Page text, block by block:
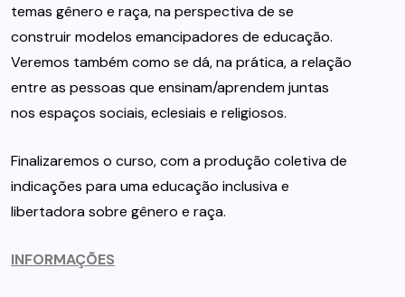
temas gênero e raça, na perspectiva de se
construir modelos emancipadores de educação.
Veremos também como se dá, na prática, a relação
entre as pessoas que ensinam/aprendem juntas
nos espaços sociais, eclesiais e religiosos.
Finalizaremos o curso, com a produção coletiva de
indicações para uma educação inclusiva e
libertadora sobre gênero e raça.
INFORMAÇÕES